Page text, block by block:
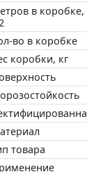
в коробке,
во в коробке
коробки, кг
товара